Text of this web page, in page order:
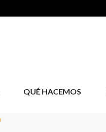
QUÉ HACEMOS